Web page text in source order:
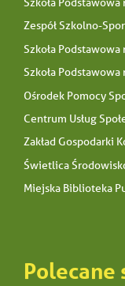
Zespół Szkolno-
Szkoła Podstawowa
Szkoła Podstawowa
Ośrodek Pomocy
Centrum Usług
Zakład Gospodarki
Świetlica
Miejska Biblioteka
Polecane